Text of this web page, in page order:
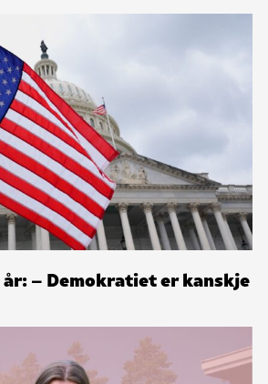
– Demokratiet er kanskje